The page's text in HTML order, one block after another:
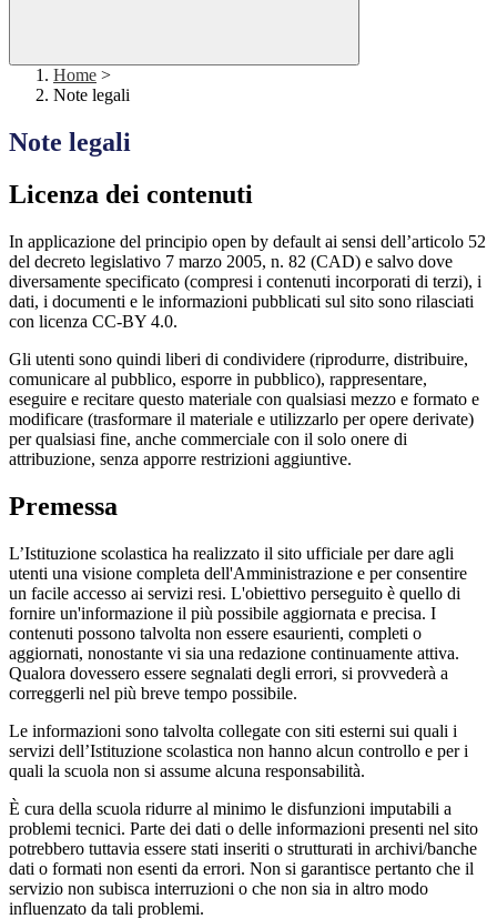
Home >
Note legali
Note legali
Licenza dei contenuti
In applicazione del principio open by default ai sensi dell’articolo 52
del decreto legislativo 7 marzo 2005, n. 82 (CAD) e salvo dove
diversamente specificato (compresi i contenuti incorporati di terzi), i
dati, i documenti e le informazioni pubblicati sul sito sono rilasciati
con licenza CC-BY 4.0.
Gli utenti sono quindi liberi di condividere (riprodurre, distribuire,
comunicare al pubblico, esporre in pubblico), rappresentare,
eseguire e recitare questo materiale con qualsiasi mezzo e formato e
modificare (trasformare il materiale e utilizzarlo per opere derivate)
per qualsiasi fine, anche commerciale con il solo onere di
attribuzione, senza apporre restrizioni aggiuntive.
Premessa
L’Istituzione scolastica ha realizzato il sito ufficiale per dare agli
utenti una visione completa dell'Amministrazione e per consentire
un facile accesso ai servizi resi. L'obiettivo perseguito è quello di
fornire un'informazione il più possibile aggiornata e precisa. I
contenuti possono talvolta non essere esaurienti, completi o
aggiornati, nonostante vi sia una redazione continuamente attiva.
Qualora dovessero essere segnalati degli errori, si provvederà a
correggerli nel più breve tempo possibile.
Le informazioni sono talvolta collegate con siti esterni sui quali i
servizi dell’Istituzione scolastica non hanno alcun controllo e per i
quali la scuola non si assume alcuna responsabilità.
È cura della scuola ridurre al minimo le disfunzioni imputabili a
problemi tecnici. Parte dei dati o delle informazioni presenti nel sito
potrebbero tuttavia essere stati inseriti o strutturati in archivi/banche
dati o formati non esenti da errori. Non si garantisce pertanto che il
servizio non subisca interruzioni o che non sia in altro modo
influenzato da tali problemi.